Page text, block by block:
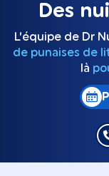
Des
L’équipe de Dr
de punaises de
là